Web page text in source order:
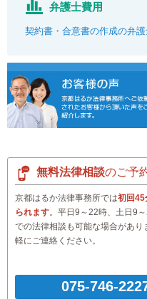
弁護士費用
契約書・合意書の作成の弁護
無料法律相談のご予
京都はるか法律事務所では初回45
られます。平日9～22時、土日9
での法律相談も可能な場合があ
軽にご連絡ください。
075-746-